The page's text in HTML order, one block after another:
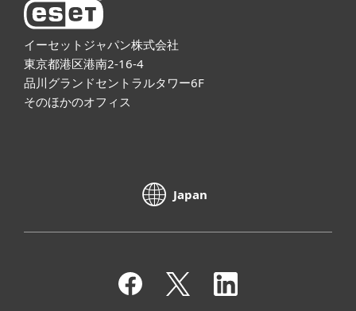
イーセットジャパン株式会社
東京都港区港南2-16-4
品川グランドセントラルタワー6F
そのほかのオフィス
Japan